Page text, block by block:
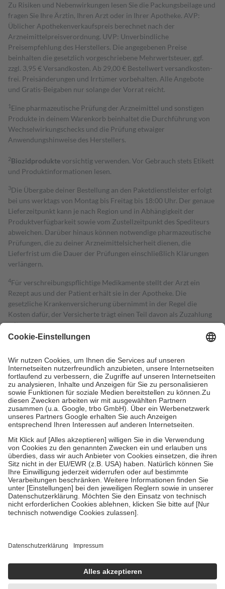
Zu Risiken und Nebenwirkungen lesen Sie die Packungsbeilage und
fragen Sie Ihre Ärztin, Ihren Arzt oder in Ihrer Apotheke. AVP:
Üblicher Apothekenverkaufspreis berechnet nach der
Arzneimittelpreisverordnung. UVP: Unverbindliche
Preisempfehlung des Herstellers. Die angegebenen Preise
beinhalten die gesetzlich vorgeschriebene Mehrwertsteuer, ggf.
zzgl. 3,95 € Versandkosten. Ab 29,00 € Bestell­wert versand­kosten­
frei. Preisänderungen und Irrtümer vorbehalten. Alle Angebote
und Gratis-Beigaben nur solange der Vorrat reicht.
1 Eine pharmazeutische Prüfung der Arzneimittel und sonstigen
Produkte in deinem Warenkorb beinhaltet die Durchführung von
Wechselwirkungschecks und die Prüfung etwaiger
Anwendungshinweise des Herstellers.
2Biozidproduktevorsichtig verwenden. Vor Gebrauch stets Etikett
und Produktinformationen lesen.
3Die Übergabe deiner Bestellung an den Paketdienstleister erfolgt
bei uns werktags von Montag bis Freitag bis 18:00 Uhr. Der genaue
Lieferzeitpunkt kann je nach Region und in Abhängigkeit der
Produktverfügbarkeit sowie vom Zustellzeitpunkt des Spediteurs
abweichen. Darüber hinaus können notwendige pharmazeutische
Prüfungen, die zu deiner Arzneimittelsicherheit dienen, die
Lieferfrist um die Dauer der Prüfungen einschließlich Klärungen
verlängern.
4Für verschreibungspflichtige Medikamente stellt der Arzt ein
Rezept aus und der Patient erhält sie in der Apotheke. Die
gesetzliche Krankenversicherung übernimmt in der Regel die
Kosten dafür, der Versicherte trägt einen Teil davon als Zuzahlung
mit.
Grundsätzlich leisten Mitglieder Zuzahlungen in Höhe von zehn
höchstens zehn Euro.
Es sind jedoch nie mehr als die tatsächlichen
Kosten der Leistung zu entrichten.
Diese Regeln gelten grundsätzlich auch für Online-Apotheken.
Bei Heilmitteln und häuslicher Krankenpflege beträgt die
Zuzahlung zehn Prozent der Kosten sowie zehn Euro je
Verordnung.
Um das Engagement der Versicherten für ihre eigene Gesundheit zu
stärken und die besondere Stellung der Familie zu unterstützen,
fallenkeine Zuzahlungenan bei:
• Kindern und Jugendlichen bis zum vollendeten 18. Lebensjahr
mit Ausnahme der Fahrkosten
• Untersuchungen zur Vorsorge und Früherkennung, die von der
GKV getragen werden
• empfohlenen Schutzimpfungen
• Harn- und Blutteststreifen
getroffen, um sicherzustellen, dass es sich um echte Bewertungen
https://help.etrusted.com/hc/de/articles/4419944605341
Einige Bilder und Inhalte wurden unter Zuhilfenahme künstlicher